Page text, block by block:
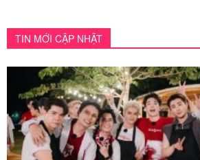
TIN MỚI CẬP NHẬT